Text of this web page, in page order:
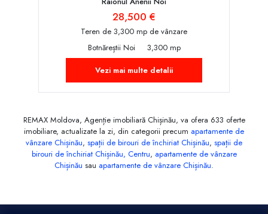
28,500 €
Teren de 3,300 mp de vânzare
Botnăreștii Noi
3,300 mp
Vezi mai multe detalii
REMAX Moldova, Agenție imobiliară Chișinău, va ofera 633 oferte
imobiliare, actualizate la zi, din categorii precum apartamente de
vânzare Chișinău, spații de birouri de închiriat Chișinău, spații de
birouri de închiriat Chișinău, Centru, apartamente de vânzare
Chișinău sau apartamente de vânzare Chișinău.